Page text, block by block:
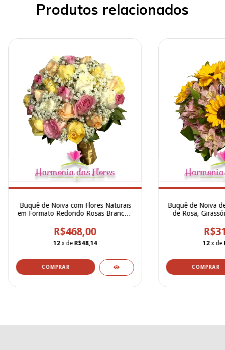
Produtos relacionados
Buquê de Noiva com Flores Naturais
em Formato Redondo Rosas Brancas,
Gypsofilla - BN00233
R$468,00
12 x de R$48,14
Buquê de Noiva
de Rosa,
12 x de